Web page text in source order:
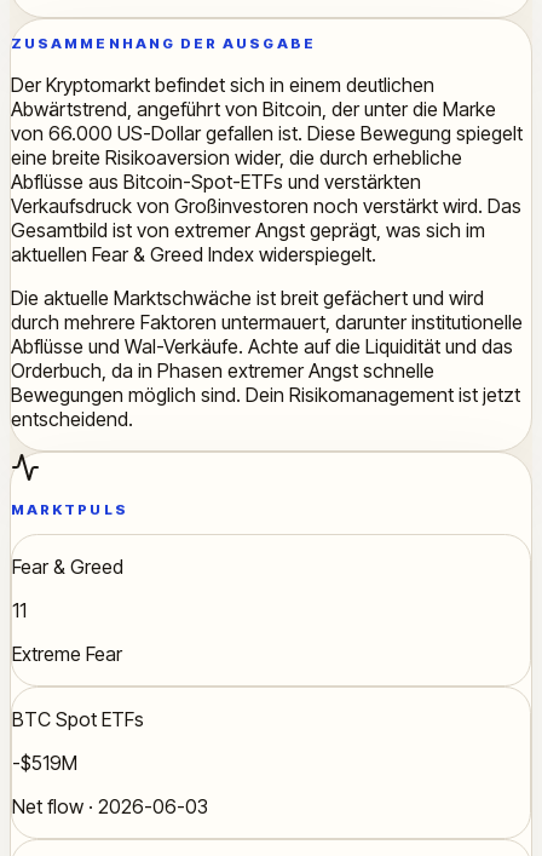
ZUSAMMENHANG DER AUSGABE
Der Kryptomarkt befindet sich in einem deutlichen
Abwärtstrend, angeführt von Bitcoin, der unter die Marke
von 66.000 US-Dollar gefallen ist. Diese Bewegung spiegelt
eine breite Risikoaversion wider, die durch erhebliche
Abflüsse aus Bitcoin-Spot-ETFs und verstärkten
Verkaufsdruck von Großinvestoren noch verstärkt wird. Das
Gesamtbild ist von extremer Angst geprägt, was sich im
aktuellen Fear & Greed Index widerspiegelt.
Die aktuelle Marktschwäche ist breit gefächert und wird
durch mehrere Faktoren untermauert, darunter institutionelle
Abflüsse und Wal-Verkäufe. Achte auf die Liquidität und das
Orderbuch, da in Phasen extremer Angst schnelle
Bewegungen möglich sind. Dein Risikomanagement ist jetzt
entscheidend.
MARKTPULS
Fear & Greed
11
Extreme Fear
BTC Spot ETFs
-$519M
Net flow · 2026-06-03